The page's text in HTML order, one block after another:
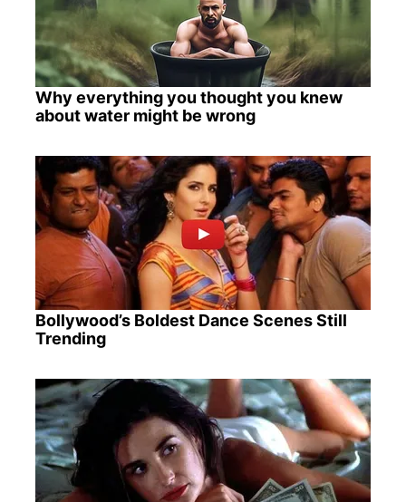
Why everything you thought you knew
about water might be wrong
Bollywood’s Boldest Dance Scenes Still
Trending